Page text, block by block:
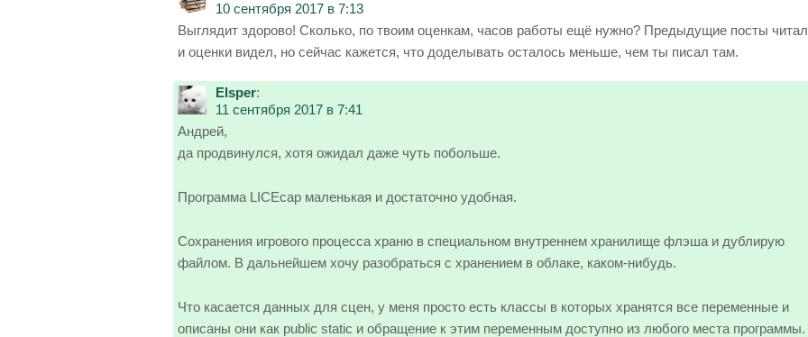
10 сентября 2017 в 7:13
Выглядит здорово! Сколько, по твоим оценкам, часов работы ещё нужно? Предыдущие посты читал
и оценки видел, но сейчас кажется, что доделывать осталось меньше, чем ты писал там.
Elsper:
11 сентября 2017 в 7:41
Андрей,
да продвинулся, хотя ожидал даже чуть побольше.
Программа LICEcap маленькая и достаточно удобная.
Сохранения игрового процесса храню в специальном внутреннем хранилище флэша и дублирую
файлом. В дальнейшем хочу разобраться с хранением в облаке, каком-нибудь.
Что касается данных для сцен, у меня просто есть классы в которых хранятся все переменные и
описаны они как public static и обращение к этим переменным доступно из любого места программы.